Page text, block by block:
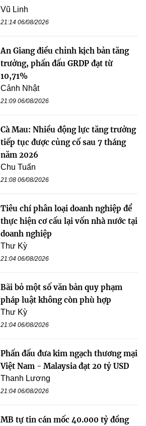
Vũ Linh
21:14 06/08/2026
An Giang điều chỉnh kịch bản tăng
trưởng, phấn đấu GRDP đạt từ
10,71%
Cảnh Nhật
21:09 06/08/2026
Cà Mau: Nhiều động lực tăng trưởng
tiếp tục được củng cố sau 7 tháng
năm 2026
Chu Tuấn
21:08 06/08/2026
Tiêu chí phân loại doanh nghiệp để
thực hiện cơ cấu lại vốn nhà nước tại
doanh nghiệp
Thư Kỳ
21:04 06/08/2026
Bãi bỏ một số văn bản quy phạm
pháp luật không còn phù hợp
Thư Kỳ
21:04 06/08/2026
Phấn đấu đưa kim ngạch thương mại
Việt Nam - Malaysia đạt 20 tỷ USD
Thanh Lương
21:04 06/08/2026
MB tự tin cán mốc 40.000 tỷ đồng